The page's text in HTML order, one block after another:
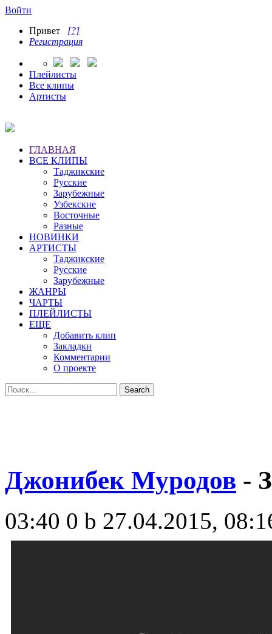
Войти
Привет [?]
Регистрация
Плейлисты
Все клипы
Артисты
ГЛАВНАЯ
ВСЕ КЛИПЫ
Таджикские
Русские
Зарубежные
Узбекские
Восточные
Разные
НОВИНКИ
АРТИСТЫ
Таджикские
Русские
Зарубежные
ЖАНРЫ
ЧАРТЫ
ПЛЕЙЛИСТЫ
ЕЩЕ
Добавить клип
Закладки
Комментарии
О проекте
Джонибек Муродов -
03:40 0 b 27.04.2015,